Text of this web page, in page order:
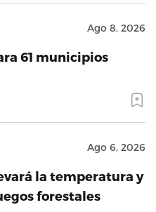
Ago 8, 2026
61 municipios
Ago 6, 2026
la temperatura y
forestales